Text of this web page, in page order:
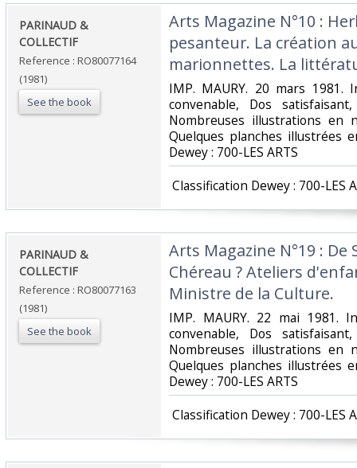
‎PARINAUD &
COLLECTIF‎
Reference : RO80077164
(1981)
See the book
‎Arts Magazine N°10 :
pesanteur. La création
marionnettes. La
‎IMP. MAURY. 20 mars 1981.
convenable, Dos
Nombreuses illustrations en
Quelques planches illustrées
Dewey : 700-LES ARTS‎
Classification Dewey : 700-LES
‎PARINAUD &
COLLECTIF‎
Reference : RO80077163
(1981)
See the book
‎Arts Magazine N°19 :
Chéreau ? Ateliers
Ministre de la Culture.‎
‎IMP. MAURY. 22 mai 1981.
convenable, Dos
Nombreuses illustrations en
Quelques planches illustrées
Dewey : 700-LES ARTS‎
Classification Dewey : 700-LES